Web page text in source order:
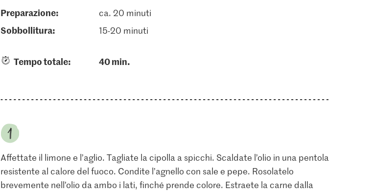
Preparazione: ca. 20 minuti
sobbollitura: 15-20 minuti
Tempo totale: 40 min.
Affettate il limone e l’aglio. Tagliate la cipolla a spicchi. Scaldate l’olio in una pentola
resistente al calore del fuoco. Condite l’agnello con sale e pepe. Rosolatelo
brevemente nell’olio da ambo i lati, finché prende colore. Estraete la carne dalla